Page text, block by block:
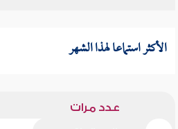
الأكثر استماعا لهذا الشهر
عدد مرات